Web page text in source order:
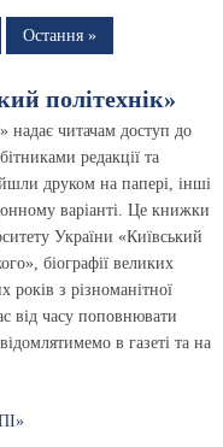
Остання
Остання »
політехнік»
надає читачам доступ до
редакції та
друком на папері, інші
варіанті. Це книжки
України «Київський
біографії великих
років з різноманітної
від часу поповнювати
в газеті та на